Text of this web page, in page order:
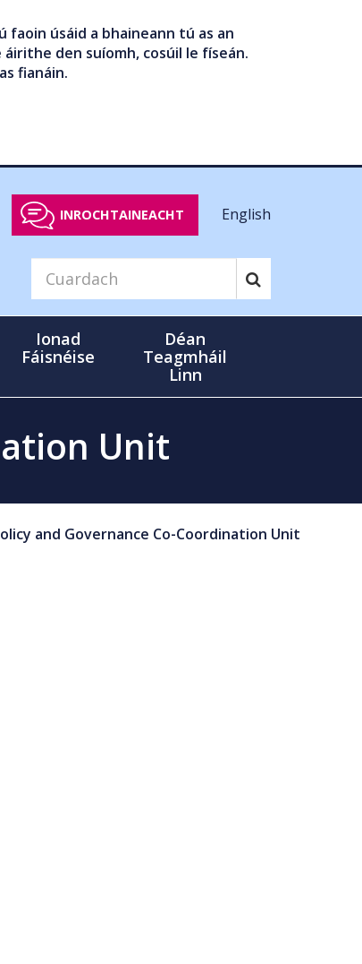
faoin úsáid a bhaineann tú as an
den suíomh, cosúil le físeán.
fianáin.
INROCHTAINEACHT English
Ionad
Fáisnéise
Déan
Teagmháil
Linn
Unit
and Governance Co-Coordination Unit